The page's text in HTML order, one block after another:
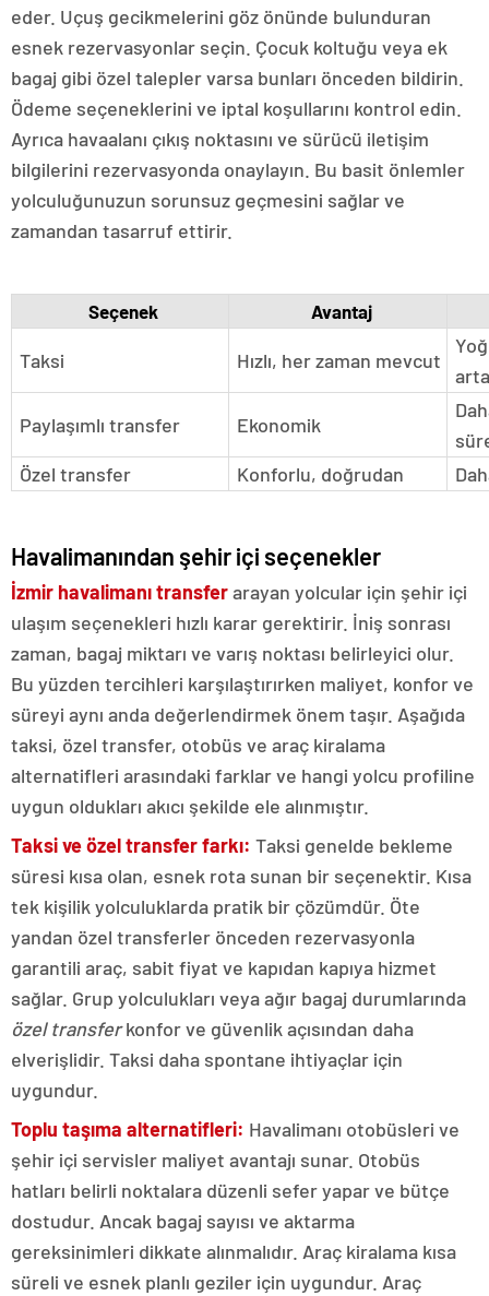
eder. Uçuş gecikmelerini göz önünde bulunduran
esnek rezervasyonlar seçin. Çocuk koltuğu veya ek
bagaj gibi özel talepler varsa bunları önceden bildirin.
Ödeme seçeneklerini ve iptal koşullarını kontrol edin.
Ayrıca havaalanı çıkış noktasını ve sürücü iletişim
bilgilerini rezervasyonda onaylayın. Bu basit önlemler
yolculuğunuzun sorunsuz geçmesini sağlar ve
zamandan tasarruf ettirir.
Seçenek Avantaj
Taksi Hızlı, her zaman mevcut
Paylaşımlı transfer Ekonomik
Özel transfer
Konforlu, doğrudan
Havalimanından şehir içi seçenekler
İzmir havalimanı transferarayan yolcular için şehir içi
ulaşım seçenekleri hızlı karar gerektirir. İniş sonrası
zaman, bagaj miktarı ve varış noktası belirleyici olur.
Bu yüzden tercihleri karşılaştırırken maliyet, konfor ve
süreyi aynı anda değerlendirmek önem taşır. Aşağıda
taksi, özel transfer, otobüs ve araç kiralama
alternatifleri arasındaki farklar ve hangi yolcu profiline
uygun oldukları akıcı şekilde ele alınmıştır.
Taksi ve özel transfer farkı: Taksi genelde bekleme
süresi kısa olan, esnek rota sunan bir seçenektir. Kısa
tek kişilik yolculuklarda pratik bir çözümdür. Öte
yandan özel transferler önceden rezervasyonla
garantili araç, sabit fiyat ve kapıdan kapıya hizmet
sağlar. Grup yolculukları veya ağır bagaj durumlarında
özel transferkonfor ve güvenlik açısından daha
elverişlidir. Taksi daha spontane ihtiyaçlar için
uygundur.
Toplu taşıma alternatifleri: Havalimanı otobüsleri ve
şehir içi servisler maliyet avantajı sunar. Otobüs
hatları belirli noktalara düzenli sefer yapar ve bütçe
dostudur. Ancak bagaj sayısı ve aktarma
gereksinimleri dikkate alınmalıdır. Araç kiralama kısa
süreli ve esnek planlı geziler için uygundur. Araç